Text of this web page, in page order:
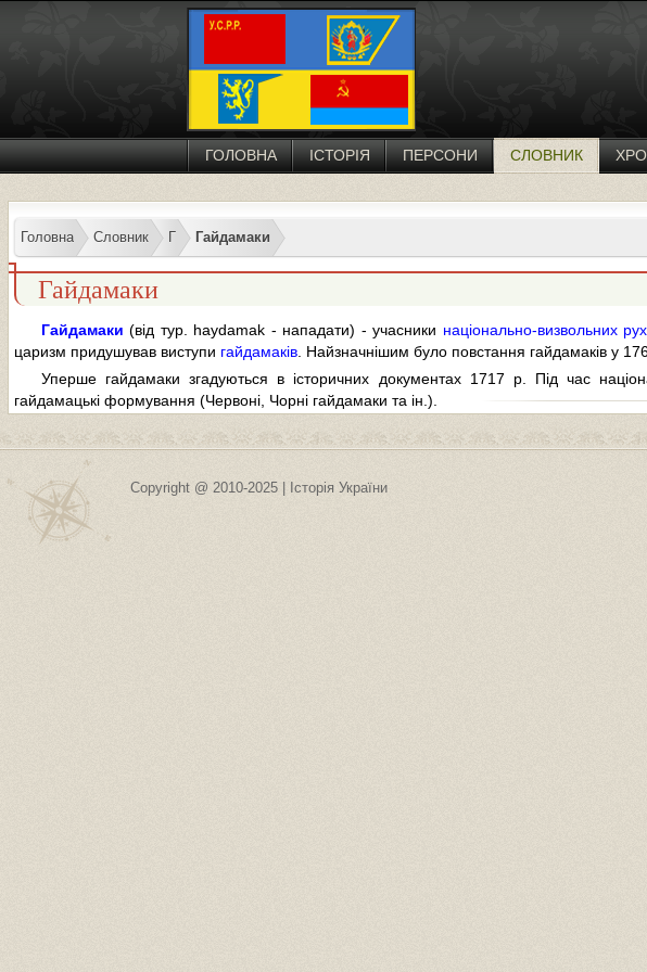
ГОЛОВНА ІСТОРІЯ ПЕРСОНИ СЛОВНИК
Головна Словник Г Гайдамаки
Гайдамаки
Гайдамаки (від тур. haydamak - нападати) - учасники національно-визвольних
царизм придушував виступи гайдамаків . Найзначнішим було повстання гайдамаків у
Уперше гайдамаки згадуються в історичних документах 1717 р. Під час
гайдамацькі формування (Червоні, Чорні гайдамаки та ін.).
Copyright @ 2010-2025 | Історія України